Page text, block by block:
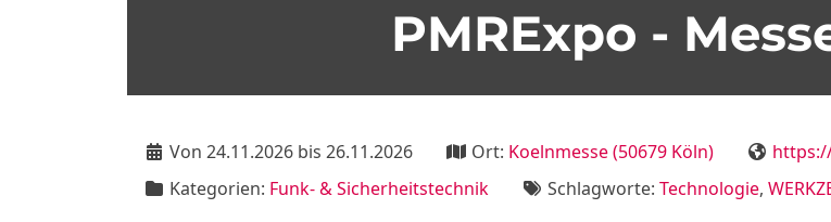
PMRExpo -
Von 24.11.2026 bis 26.11.2026 Ort: Koelnmesse (50679 Köln)
Kategorien: Funk- & Sicherheitstechnik Schlagworte: Technologie,